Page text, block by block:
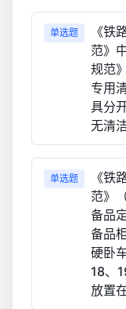
单选题
《铁
范》
规范
专用
具分
无清
单选题
《铁
范》
备品
备品
硬卧
18、
放置